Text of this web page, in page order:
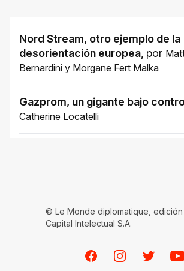
Nord Stream, otro ejemplo de la
desorientación europea, por
Bernardini y Morgane Fert Malka
Gazprom, un gigante bajo
Catherine Locatelli
© Le Monde diplomatique, edición
Capital Intelectual S.A.
FacebookInstagramTwitter